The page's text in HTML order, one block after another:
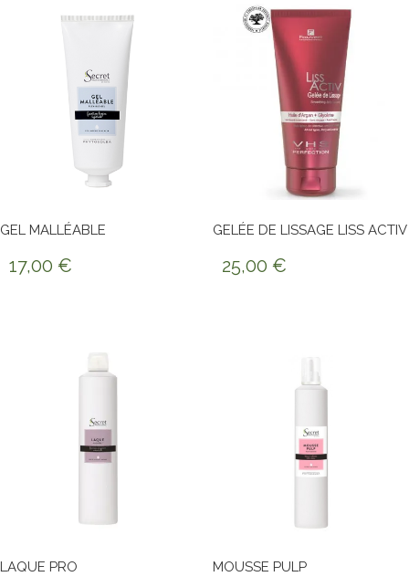
GEL MALLÉABLE
17,00 €
GELÉE DE LISSAGE LISS ACTIV
25,00 €
LAQUE PRO MOUSSE PULP